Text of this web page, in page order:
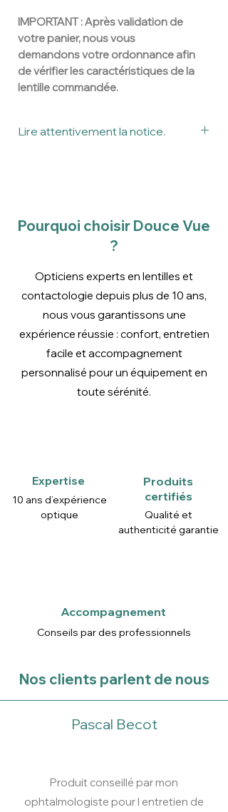
IMPORTANT : Après validation de
votre panier, nous vous
demandons votre ordonnance afin
de vérifier les caractéristiques de la
lentille commandée.
Lire attentivement la notice.
Pourquoi choisir Douce Vue
?
Opticiens experts en lentilles et
contactologie depuis plus de 10 ans,
nous vous garantissons une
expérience réussie : confort, entretien
facile et accompagnement
personnalisé pour un équipement en
toute sérénité.
Expertise
10 ans d’expérience
optique
Produits
certifiés
Qualité et
authenticité garantie
Accompagnement
Conseils par des professionnels
Nos clients parlent de nous
Pascal Becot
Produit conseillé par mon
ophtalmologiste pour l entretien de